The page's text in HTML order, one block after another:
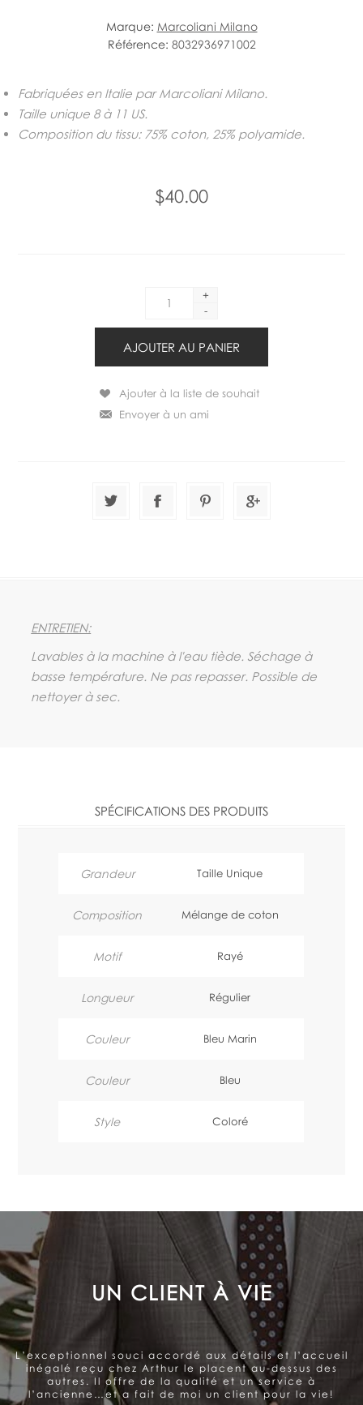
Marque: Marcoliani Milano
Référence: 8032936971002
Fabriquées en Italie par Marcoliani Milano.
Taille unique 8 à 11 US.
Composition du tissu: 75% coton, 25% polyamide.
$40.00
+
-
ENTRETIEN:
Lavables à la machine à l'eau tiède. Séchage à
basse température. Ne pas repasser. Possible de
nettoyer à sec.
SPÉCIFICATIONS DES PRODUITS
Grandeur Taille Unique
Composition Mélange de coton
Motif Rayé
Longueur Régulier
Couleur Bleu Marin
Couleur Bleu
Style Coloré
LE SOUCI DE LA SATISFACTION
DU CLIENT
Arthur offre un service très personnalisé et
professionnel. Belle gamme de produits. Le souci de la
satisfaction du client se ressent et me donne